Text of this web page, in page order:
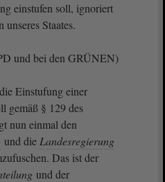
einstufen soll, ignoriert
Staates.
und bei den GRÜNEN)
Einstufung einer
gemäß § 129 des
nun einmal den
und die Landesregierung
Das ist der
und der